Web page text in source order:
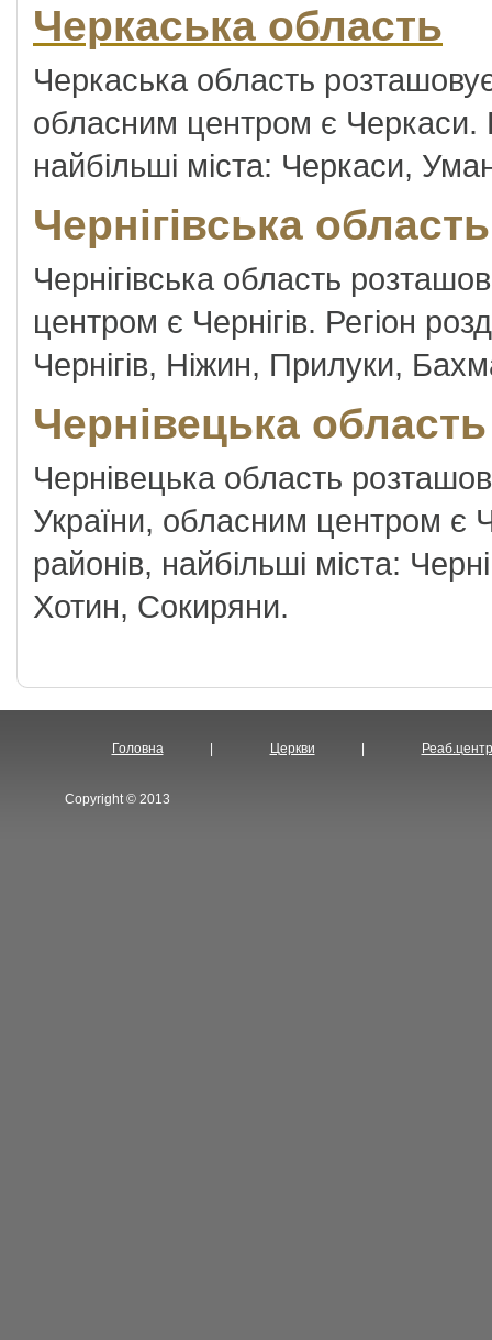
Черкаська область
Черкаська область
обласним центром є Черкаси.
найбільші міста: Черкаси,
Чернігівська область
Чернігівська область
центром є Чернігів. Регіон
Чернігів, Ніжин, Прилуки,
Чернівецька область
Чернівецька область
України, обласним центром є
районів, найбільші міста:
Хотин, Сокиряни.
Головна Церкви
Copyright © 2013